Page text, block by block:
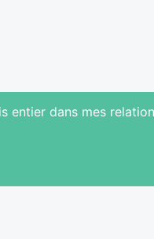
entier dans mes